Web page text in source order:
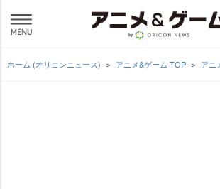
ホーム (オリコンニュース) アニメ&ゲーム TOP アニ